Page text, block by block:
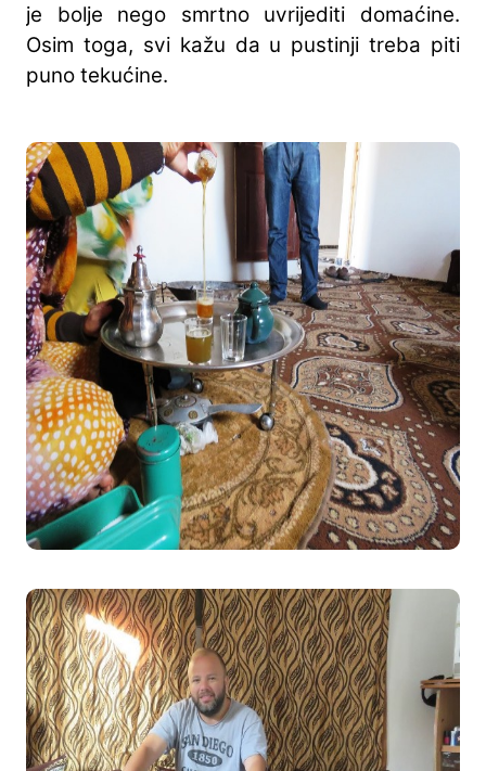
je bolje nego smrtno uvrijediti domaćine.
Osim toga, svi kažu da u pustinji treba piti
puno tekućine.